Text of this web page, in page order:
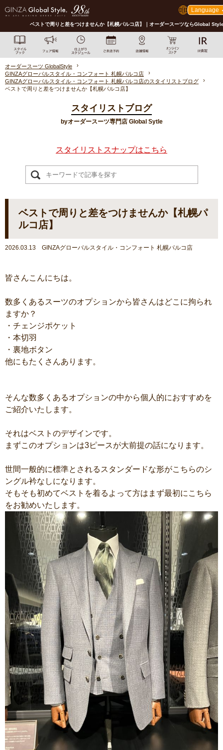
Language
ベストで周りと差をつけませんか【札幌パルコ店】｜オーダースーツならGlobal
オーダースーツ GlobalStyle
GINZAグローバルスタイル・コンフォート 札幌パルコ店
GINZAグローバルスタイル・コンフォート 札幌パルコ店のスタイリストブログ
ベストで周りと差をつけませんか【札幌パルコ店】
スタイリストブログ
byオーダースーツ専門店 Global Sytle
スタイリストスナップはこちら
ベストで周りと差をつけませんか【札幌パ
ルコ店】
2026.03.13 GINZAグローバルスタイル・コンフォート 札幌パルコ店
皆さんこんにちは。
数多くあるスーツのオプションから皆さんはどこに拘られ
ますか？
・チェンジポケット
・本切羽
・裏地ボタン
他にもたくさんあります。
そんな数多くあるオプションの中から個人的におすすめを
ご紹介いたします。
それはベストのデザインです。
まずこのオプションは3ピースが大前提の話になります。
世間一般的に標準とされるスタンダードな形がこちらのシ
ングル衿なしになります。
そもそも初めてベストを着るよって方はまず最初にこちら
をお勧めいたします。